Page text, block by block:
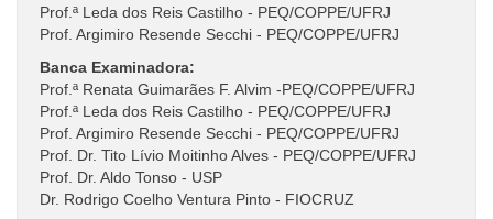
Prof.ª Leda dos Reis Castilho - PEQ/COPPE/UFRJ
Prof. Argimiro Resende Secchi - PEQ/COPPE/UFRJ
Banca Examinadora:
Prof.ª Renata Guimarães F. Alvim -PEQ/COPPE/UFRJ
Prof.ª Leda dos Reis Castilho - PEQ/COPPE/UFRJ
Prof. Argimiro Resende Secchi - PEQ/COPPE/UFRJ
Prof. Dr. Tito Lívio Moitinho Alves - PEQ/COPPE/UFRJ
Prof. Dr. Aldo Tonso - USP
Dr. Rodrigo Coelho Ventura Pinto - FIOCRUZ